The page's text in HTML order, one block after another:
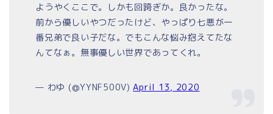
ようやくここで。しかも回跨ぎか。良かったな。
前から優しいやつだったけど、やっぱり七悪が一
番兄弟で良い子だな。でもこんな悩み抱えてたな
んてなぁ。無事優しい世界であってくれ。
— わゆ (@YYNF500V)April 13, 2020